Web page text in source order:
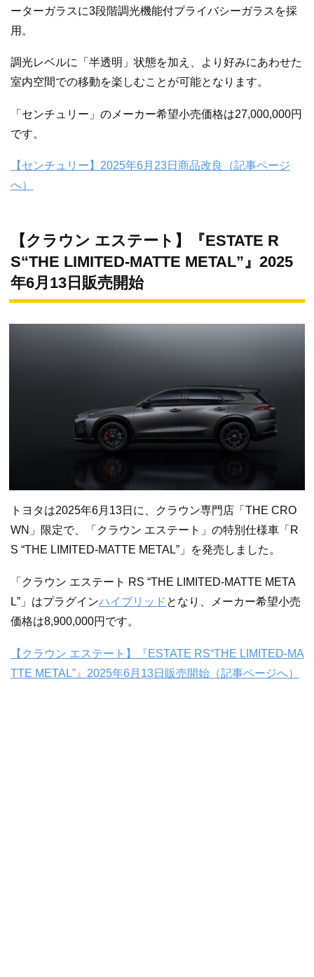
ーターガラスに3段階調光機能付プライバシーガラスを採
用。
調光レベルに「半透明」状態を加え、より好みにあわせた
室内空間での移動を楽しむことが可能となります。
「センチュリー」のメーカー希望小売価格は27,000,000円
です。
【センチュリー】2025年6月23日商品改良（記事ページ
へ）
【クラウン エステート】『ESTATE R
S“THE LIMITED-MATTE METAL”』2025
年6月13日販売開始
トヨタは2025年6月13日に、クラウン専門店「THE CRO
WN」限定で、「クラウン エステート」の特別仕様車「R
S “THE LIMITED-MATTE METAL”」を発売しました。
「クラウン エステート RS “THE LIMITED-MATTE META
L”」はプラグインハイブリッド となり、メーカー希望小売
価格は8,900,000円です。
【クラウン エステート】『ESTATE RS“THE LIMITED-MA
TTE METAL”』2025年6月13日販売開始（記事ページへ）